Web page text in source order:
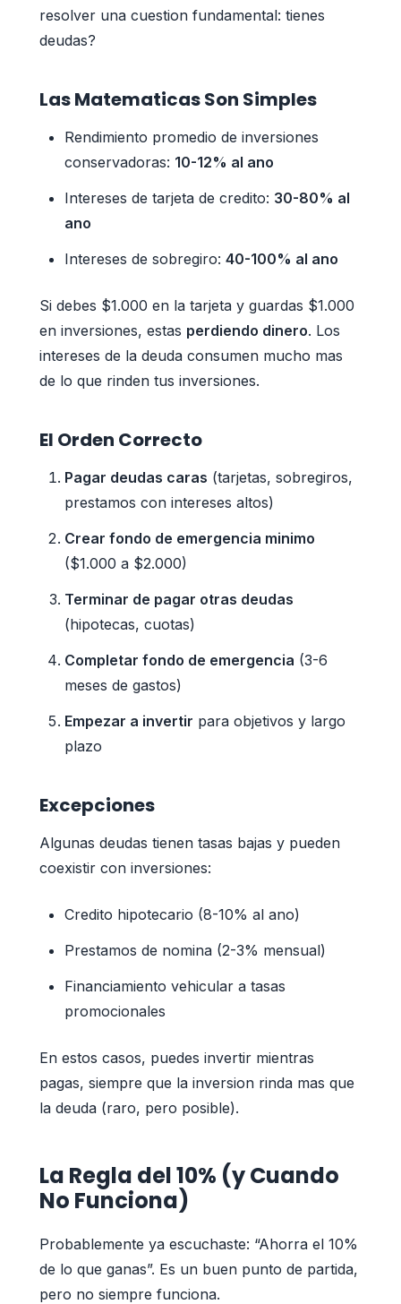
resolver una cuestion fundamental: tienes
deudas?
Las Matematicas Son Simples
Rendimiento promedio de inversiones
conservadoras: 10-12% al ano
Intereses de tarjeta de credito: 30-80% al
ano
Intereses de sobregiro: 40-100% al ano
Si debes $1.000 en la tarjeta y guardas $1.000
en inversiones, estas perdiendo dinero. Los
intereses de la deuda consumen mucho mas
de lo que rinden tus inversiones.
El Orden Correcto
Pagar deudas caras (tarjetas, sobregiros,
prestamos con intereses altos)
Crear fondo de emergencia minimo
($1.000 a $2.000)
Terminar de pagar otras deudas
(hipotecas, cuotas)
Completar fondo de emergencia (3-6
meses de gastos)
Empezar a invertir para objetivos y largo
plazo
Excepciones
Algunas deudas tienen tasas bajas y pueden
coexistir con inversiones:
Credito hipotecario (8-10% al ano)
Prestamos de nomina (2-3% mensual)
Financiamiento vehicular a tasas
promocionales
En estos casos, puedes invertir mientras
pagas, siempre que la inversion rinda mas que
la deuda (raro, pero posible).
La Regla del 10% (y Cuando
No Funciona)
Probablemente ya escuchaste: “Ahorra el 10%
de lo que ganas”. Es un buen punto de partida,
pero no siempre funciona.